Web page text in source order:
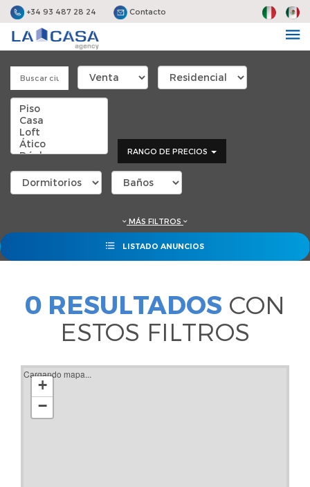
+34 93 487 28 24 Contacto
RANGO DE PRECIOS
MÁS FILTROS
LISTADO ANUNCIOS
0 RESULTADOS CON
ESTOS FILTROS
Cargando mapa...
+
−